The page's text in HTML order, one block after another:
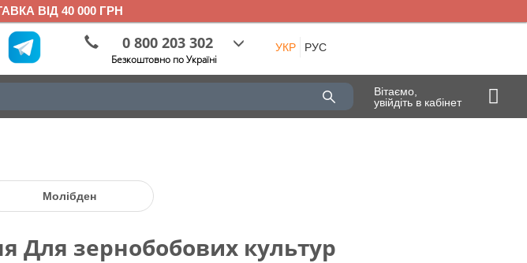
ВІД 40 000 ГРН
0 800 203 302
Безкоштовно по Україні
УКР РУС
Вітаємо,
увійдіть в кабінет
Молібден
Для зернобобових культур